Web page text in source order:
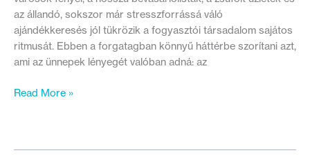
az állandó, sokszor már stresszforrássá váló
ajándékkeresés jól tükrözik a fogyasztói társadalom sajátos
ritmusát. Ebben a forgatagban könnyű háttérbe szorítani azt,
ami az ünnepek lényegét valóban adná: az
Minden
Read More »